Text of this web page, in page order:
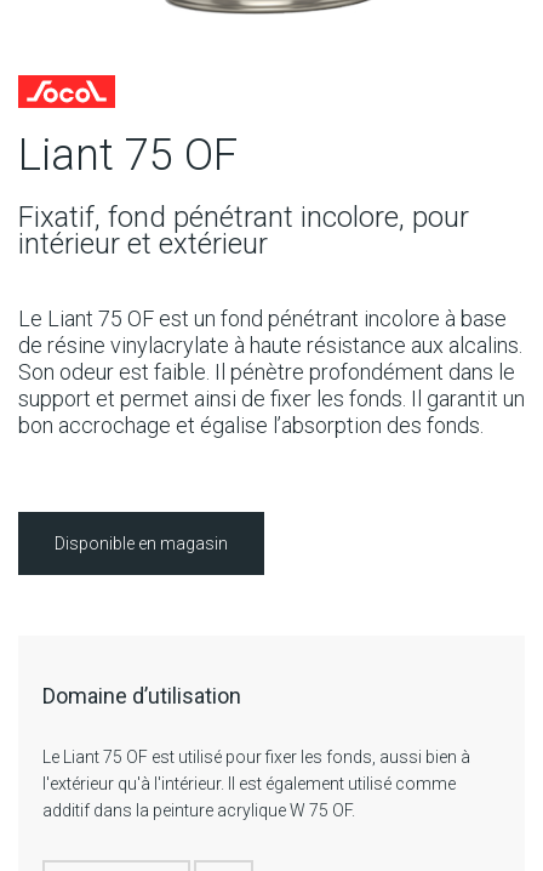
Liant 75 OF
Fixatif, fond pénétrant incolore, pour
intérieur et extérieur
Le Liant 75 OF est un fond pénétrant incolore à base
de résine vinylacrylate à haute résistance aux alcalins.
Son odeur est faible. Il pénètre profondément dans le
support et permet ainsi de fixer les fonds. Il garantit un
bon accrochage et égalise l’absorption des fonds.
Disponible en magasin
Domaine d’utilisation
Le Liant 75 OF est utilisé pour fixer les fonds, aussi bien à
l'extérieur qu'à l'intérieur. Il est également utilisé comme
additif dans la peinture acrylique W 75 OF.